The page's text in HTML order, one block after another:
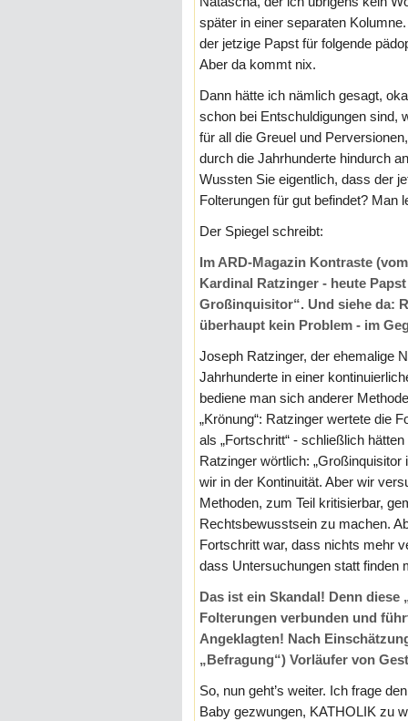
später in einer separaten
der jetzige Papst für folgende
Aber da kommt nix.
Dann hätte ich nämlich gesagt,
schon bei Entschuldigungen sind,
für all die Greuel und
durch die Jahrhunderte hindurch
Wussten Sie eigentlich, dass der
Folterungen für gut befindet? Man
Der Spiegel schreibt:
Im ARD-Magazin Kontraste
Kardinal Ratzinger - heute
Großinquisitor“. Und siehe da:
überhaupt kein Problem - im
Joseph Ratzinger, der ehemalige
Jahrhunderte in einer
bediene man sich anderer
„Krönung“: Ratzinger wertete die
als „Fortschritt“ - schließlich
Ratzinger wörtlich:
wir in der Kontinuität. Aber wir
Methoden, zum Teil kritisierbar,
Rechtsbewusstsein zu machen.
Fortschritt war, dass nichts mehr
dass Untersuchungen statt finden
Das ist ein Skandal! Denn
Folterungen verbunden und
Angeklagten! Nach
„Befragung“) Vorläufer von
So, nun geht’s weiter. Ich frage
Baby gezwungen, KATHOLIK zu